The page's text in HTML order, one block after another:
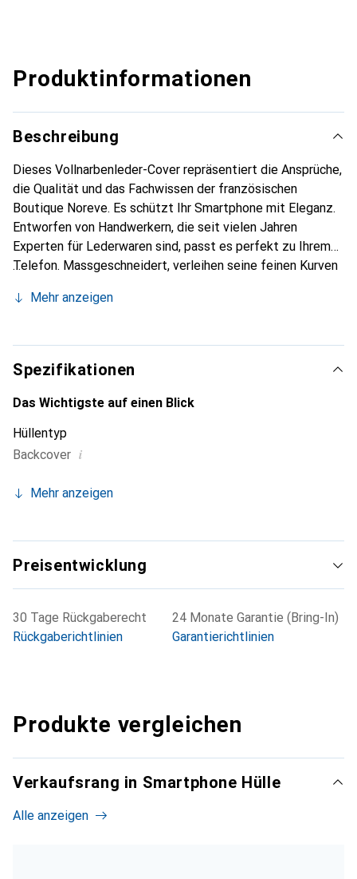
Produktinformationen
Beschreibung
Dieses Vollnarbenleder-Cover repräsentiert die Ansprüche,
die Qualität und das Fachwissen der französischen
Boutique Noreve. Es schützt Ihr Smartphone mit Eleganz.
Entworfen von Handwerkern, die seit vielen Jahren
Experten für Lederwaren sind, passt es perfekt zu Ihrem
Telefon. Massgeschneidert, verleihen seine feinen Kurven
unverzichtbaren Accessoire für Ihr Smartphone.
die Marke Noreve eine sichere Wahl für eine
anspruchsvolle Kundschaft.
Mehr anzeigen
Spezifikationen
Das Wichtigste auf einen Blick
Hüllentyp
Backcover i
Mehr anzeigen
Preisentwicklung
30 Tage Rückgaberecht
Rückgaberichtlinien
24 Monate Garantie (Bring-In)
Garantierichtlinien
Produkte vergleichen
Verkaufsrang in Smartphone Hülle
Alle anzeigen